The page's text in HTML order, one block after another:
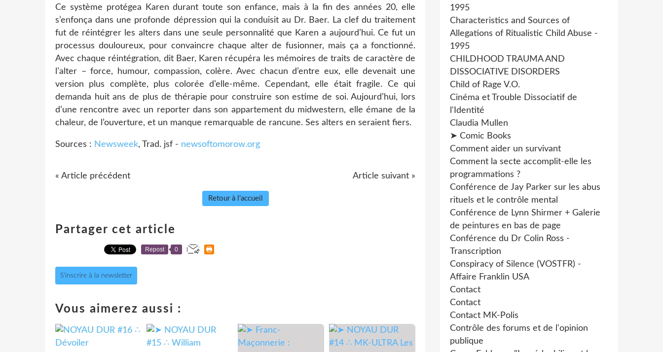
Ce système protégea Karen durant toute son enfance, mais à la fin des années 20, elle
s’enfonça dans une profonde dépression qui la conduisit au Dr. Baer. La clef du traitement
fut de réintégrer les alters dans une seule personnalité que Karen a aujourd’hui. Ce fut un
processus douloureux, pour convaincre chaque alter de fusionner, mais ça a fonctionné.
Avec chaque réintégration, dit Baer, Karen récupéra les mémoires de traits de caractère de
l’alter – force, humour, compassion, colère. Avec chacun d’entre eux, elle devenait une
version plus complète, plus colorée d’elle-même. Cependant, elle était fragile. Ce qui
demanda huit ans de plus de thérapie pour construire son estime de soi. Aujourd’hui, lors
d’une rencontre avec un reporter dans son appartement du midwestern, elle émane de la
chaleur, de l’ouverture, et un manque remarquable de rancune. Ses alters en seraient fiers.
Sources : Newsweek, Trad. jsf - newsoftomorow.org
« Article précédent Article suivant »
Retour à l'accueil
Partager cet article
Repost 0
S'inscrire à la newsletter
Vous aimerez aussi :
1995
Characteristics and Sources of
Allegations of Ritualistic Child Abuse -
1995
CHILDHOOD TRAUMA AND
DISSOCIATIVE DISORDERS
Child of Rage V.O.
Cinéma et Trouble Dissociatif de
l'Identité
Claudia Mullen
➤ Comic Books
Comment aider un survivant
Comment la secte accomplit-elle les
programmations ?
Conférence de Jay Parker sur les abus
rituels et le contrôle mental
Conférence de Lynn Shirmer + Galerie
de peintures en bas de page
Conférence du Dr Colin Ross -
Transcription
Conspiracy of Silence (VOSTFR) -
Affaire Franklin USA
Contact
Contact
Contact MK-Polis
Contrôle des forums et de l'opinion
publique